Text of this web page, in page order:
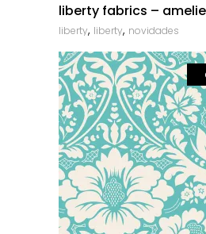
liberty fabrics – amelie
liberty, liberty, novidades